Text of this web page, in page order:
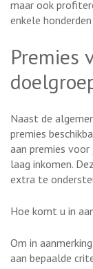
maar ook
enkele honderden
Premies
Naast de
premies
aan premies
laag inkomen.
extra te
Hoe komt u in
Om in
aan bepaalde